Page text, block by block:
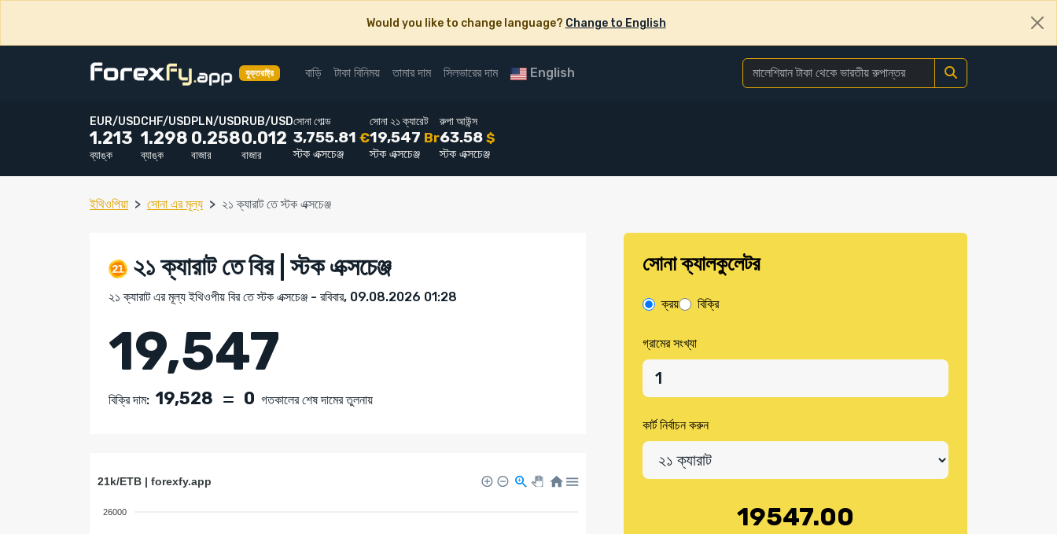
Would you like to change language? Change to English
যুক্তরাষ্ট্র বাড়ি টাকা বিনিময় তামার দাম সিলভারের দাম English
EUR/USD
1.213
ব্যাঙ্ক
CHF/USD
1.298
ব্যাঙ্ক
PLN/USD
0.258
বাজার
RUB/USD
0.012
বাজার
সোনা গোল্ড
3,755.81 €
স্টক এক্সচেঞ্জ
সোনা ২১ ক্যারেট
19,547 Br
স্টক এক্সচেঞ্জ
রুপা আউন্স
63.58 $
স্টক এক্সচেঞ্জ
ইথিওপিয়া সোনা এর মূল্য ২১ ক্যারাট তে স্টক এক্সচেঞ্জ
২১ ক্যারাট তে বির | স্টক এক্সচেঞ্জ
২১ ক্যারাট এর মূল্য ইথিওপীয় বির তে স্টক এক্সচেঞ্জ - রবিবার, 09.08.2026 01:28
19,547
বিক্রি দাম: 19,528 0 গতকালের শেষ দামের তুলনায়
21k/ETB | forexfy.app
26000
সোনা ক্যালকুলেটর
ক্রয় বিক্রি
গ্রামের সংখ্যা
কার্ট নির্বাচন করুন
19547.00